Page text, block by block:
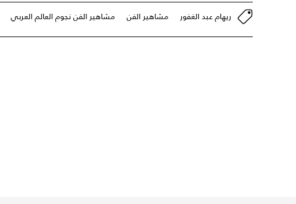
ريهام عبد الغفور مشاهير الفن مشاهير الفن نجوم العالم العربي